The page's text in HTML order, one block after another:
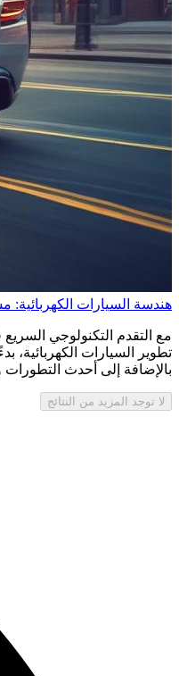
هندسة السيارات الكهربائية:
مع التقدم التكنولوجي
تطوير السيارات الكهربائية،
بالإضافة إلى أحدث التطورات
لا توجد المزيد من النتائج